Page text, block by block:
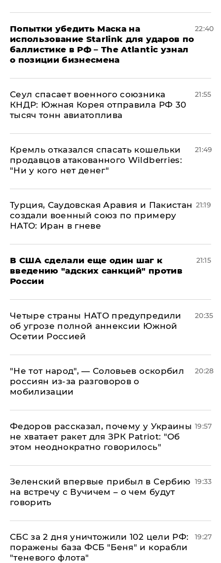
Попытки убедить Маска на
использование Starlink для ударов по
баллистике в РФ – The Atlantic узнал
о позиции бизнесмена
22:40
​Сеул спасает военного союзника
КНДР: Южная Корея отправила РФ 30
тысяч тонн авиатоплива
21:55
Кремль отказался спасать кошельки
продавцов атакованного Wildberries:
"Ни у кого нет денег"
21:49
Турция, Саудовская Аравия и Пакистан
создали военный союз по примеру
НАТО: Иран в гневе
21:19
В США сделали еще один шаг к
введению "адских санкций" против
России
21:15
Четыре страны НАТО предупредили
об угрозе полной аннексии Южной
Осетии Россией
20:35
​"Не тот народ", — Соловьев оскорбил
россиян из-за разговоров о
мобилизации
20:28
Федоров рассказал, почему у Украины
не хватает ракет для ЗРК Patriot: "Об
этом неоднократно говорилось"
19:57
Зеленский впервые прибыл в Сербию
на встречу с Вучичем – о чем будут
говорить
19:33
СБС за 2 дня уничтожили 102 цели РФ:
поражены база ФСБ "Беня" и корабли
"теневого флота"
19:27